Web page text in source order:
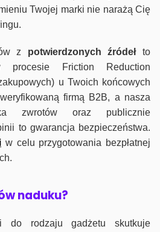
Twojej marki nie narażą Cię
z potwierdzonych źródełto
procesie Friction Reduction
u Twoich końcowych
firmą B2B, a nasza
zwrotów oraz publicznie
to gwarancja bezpieczeństwa.
w celu przygotowania bezpłatnej
naduku?
do rodzaju gadżetu skutkuje